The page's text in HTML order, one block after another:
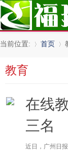
当前位置: 首页
教育
在线
三名
近日，广州日